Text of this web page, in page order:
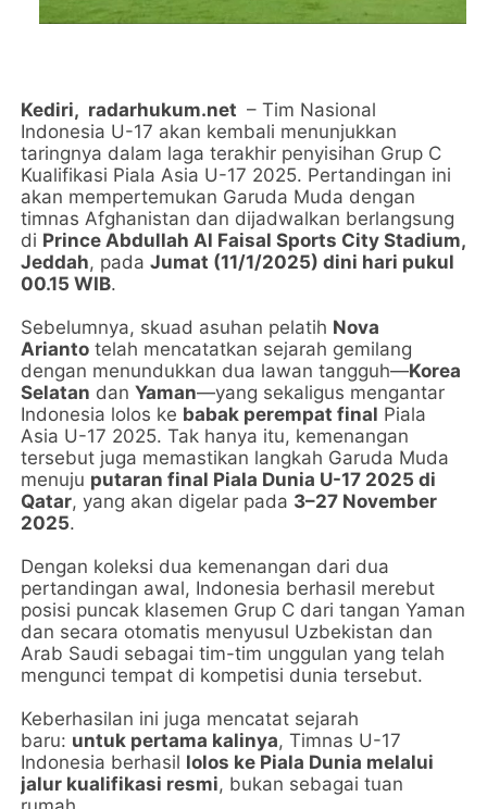
Kediri, radarhukum.net – Tim Nasional
Indonesia U-17 akan kembali menunjukkan
taringnya dalam laga terakhir penyisihan Grup C
Kualifikasi Piala Asia U-17 2025. Pertandingan ini
akan mempertemukan Garuda Muda dengan
timnas Afghanistan dan dijadwalkan berlangsung
di Prince Abdullah Al Faisal Sports City Stadium,
Jeddah, padaJumat (11/1/2025) dini hari pukul
00.15 WIB.
Sebelumnya, skuad asuhan pelatih Nova
Arianto telah mencatatkan sejarah gemilang
dengan menundukkan dua lawan tangguh—Korea
Selatan danYaman—yang sekaligus mengantar
Indonesia lolos ke babak perempat final Piala
Asia U-17 2025. Tak hanya itu, kemenangan
tersebut juga memastikan langkah Garuda Muda
menuju putaran final Piala Dunia U-17 2025 di
Qatar, yang akan digelar pada 3–27 November
2025.
Dengan koleksi dua kemenangan dari dua
pertandingan awal, Indonesia berhasil merebut
posisi puncak klasemen Grup C dari tangan Yaman
dan secara otomatis menyusul Uzbekistan dan
Arab Saudi sebagai tim-tim unggulan yang telah
mengunci tempat di kompetisi dunia tersebut.
Keberhasilan ini juga mencatat sejarah
baru: untuk pertama kalinya, Timnas U-17
Indonesia berhasil lolos ke Piala Dunia melalui
jalur kualifikasi resmi, bukan sebagai tuan